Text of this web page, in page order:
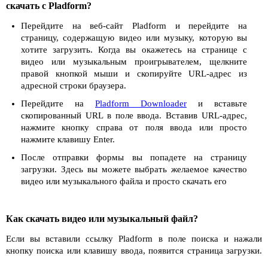
скачать с Pladform?
Перейдите на веб-сайт Pladform и перейдите на
страницу, содержащую видео или музыку, которую вы
хотите загрузить. Когда вы окажетесь на странице с
видео или музыкальным проигрывателем, щелкните
правой кнопкой мыши и скопируйте URL-адрес из
адресной строки браузера.
Перейдите на Pladform Downloader и вставьте
скопированный URL в поле ввода. Вставив URL-адрес,
нажмите кнопку справа от поля ввода или просто
нажмите клавишу Enter.
После отправки формы вы попадете на страницу
загрузки. Здесь вы можете выбрать желаемое качество
видео или музыкального файла и просто скачать его
Как скачать видео или музыкальный файл?
Если вы вставили ссылку Pladform в поле поиска и нажали
кнопку поиска или клавишу ввода, появится страница загрузки.